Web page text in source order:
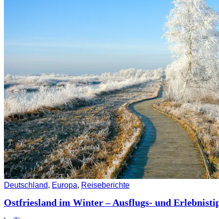
Deutschland, Europa, Reiseberichte
Ostfriesland im Winter – Ausflugs- und